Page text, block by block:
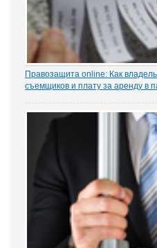
Правозащита online: Как
съемщиков и плату за аренду в
юрисконсульт проектов